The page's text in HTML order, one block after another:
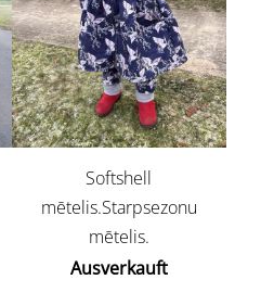
Softshell
mētelis.Starpsezonu
mētelis.
Ausverkauft